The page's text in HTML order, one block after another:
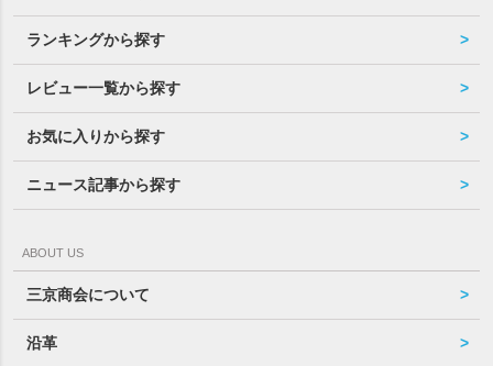
ランキングから探す
レビュー一覧から探す
お気に入りから探す
ニュース記事から探す
ABOUT US
三京商会について
沿革